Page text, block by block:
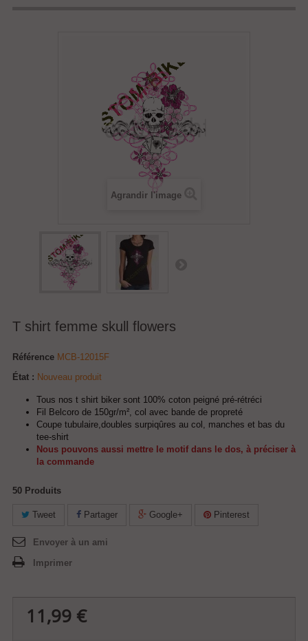
Agrandir l'image
T shirt femme skull flowers
Référence MCB-12015F
État : Nouveau produit
Tous nos t shirt biker sont 100% coton peigné pré-rétréci
Fil Belcoro de 150gr/m², col avec bande de propreté
Coupe tubulaire,doubles surpiqûres au col, manches et bas du
tee-shirt
Nous pouvons aussi mettre le motif dans le dos, à préciser à
la commande
50 Produits
Tweet Partager Google+ Pinterest
Envoyer à un ami
Imprimer
11,99 €